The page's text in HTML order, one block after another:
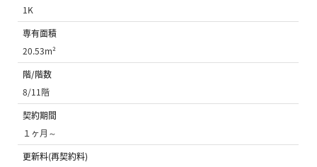
1K
専有面積
20.53m²
階/階数
8/11階
契約期間
１ヶ月～
更新料(再契約料)